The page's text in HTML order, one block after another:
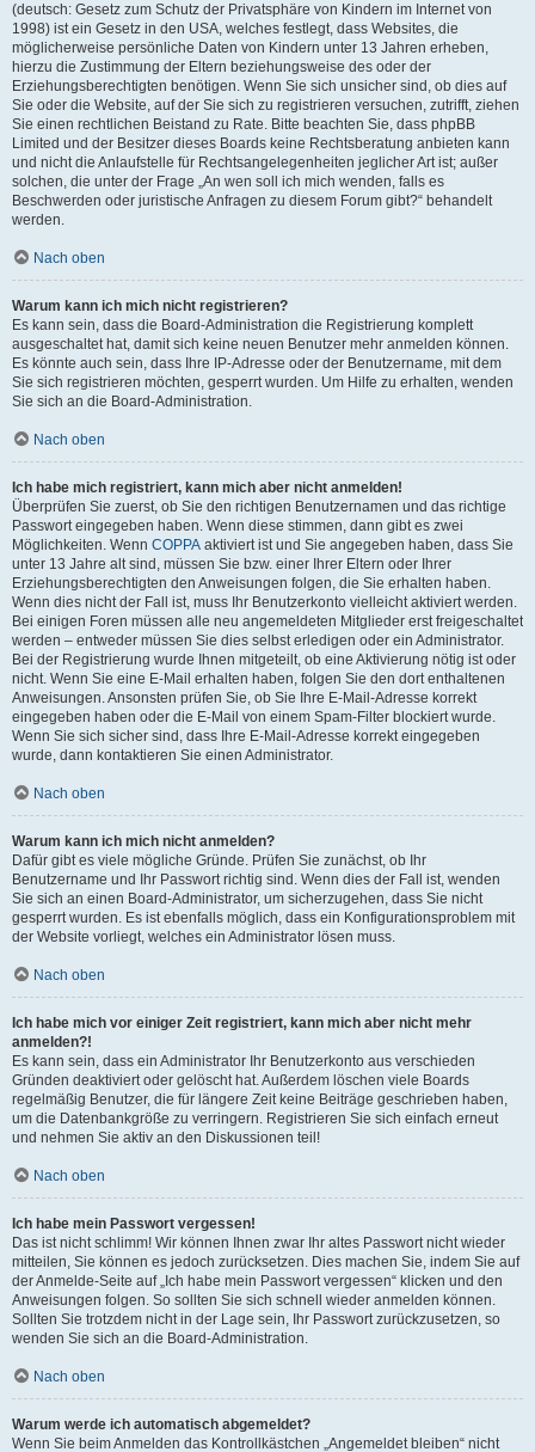
(deutsch: Gesetz zum Schutz der Privatsphäre von Kindern im Internet von
1998) ist ein Gesetz in den USA, welches festlegt, dass Websites, die
möglicherweise persönliche Daten von Kindern unter 13 Jahren erheben,
hierzu die Zustimmung der Eltern beziehungsweise des oder der
Erziehungsberechtigten benötigen. Wenn Sie sich unsicher sind, ob dies auf
Sie oder die Website, auf der Sie sich zu registrieren versuchen, zutrifft, ziehen
Sie einen rechtlichen Beistand zu Rate. Bitte beachten Sie, dass phpBB
Limited und der Besitzer dieses Boards keine Rechtsberatung anbieten kann
und nicht die Anlaufstelle für Rechtsangelegenheiten jeglicher Art ist; außer
solchen, die unter der Frage „An wen soll ich mich wenden, falls es
Beschwerden oder juristische Anfragen zu diesem Forum gibt?“ behandelt
werden.
Nach oben
Warum kann ich mich nicht registrieren?
Es kann sein, dass die Board-Administration die Registrierung komplett
ausgeschaltet hat, damit sich keine neuen Benutzer mehr anmelden können.
Es könnte auch sein, dass Ihre IP-Adresse oder der Benutzername, mit dem
Sie sich registrieren möchten, gesperrt wurden. Um Hilfe zu erhalten, wenden
Sie sich an die Board-Administration.
Nach oben
Ich habe mich registriert, kann mich aber nicht anmelden!
Überprüfen Sie zuerst, ob Sie den richtigen Benutzernamen und das richtige
Passwort eingegeben haben. Wenn diese stimmen, dann gibt es zwei
Möglichkeiten. Wenn COPPA aktiviert ist und Sie angegeben haben, dass Sie
unter 13 Jahre alt sind, müssen Sie bzw. einer Ihrer Eltern oder Ihrer
Erziehungsberechtigten den Anweisungen folgen, die Sie erhalten haben.
Wenn dies nicht der Fall ist, muss Ihr Benutzerkonto vielleicht aktiviert werden.
Bei einigen Foren müssen alle neu angemeldeten Mitglieder erst freigeschaltet
werden – entweder müssen Sie dies selbst erledigen oder ein Administrator.
Bei der Registrierung wurde Ihnen mitgeteilt, ob eine Aktivierung nötig ist oder
nicht. Wenn Sie eine E-Mail erhalten haben, folgen Sie den dort enthaltenen
Anweisungen. Ansonsten prüfen Sie, ob Sie Ihre E-Mail-Adresse korrekt
eingegeben haben oder die E-Mail von einem Spam-Filter blockiert wurde.
Wenn Sie sich sicher sind, dass Ihre E-Mail-Adresse korrekt eingegeben
wurde, dann kontaktieren Sie einen Administrator.
Nach oben
Warum kann ich mich nicht anmelden?
Dafür gibt es viele mögliche Gründe. Prüfen Sie zunächst, ob Ihr
Benutzername und Ihr Passwort richtig sind. Wenn dies der Fall ist, wenden
Sie sich an einen Board-Administrator, um sicherzugehen, dass Sie nicht
gesperrt wurden. Es ist ebenfalls möglich, dass ein Konfigurationsproblem mit
der Website vorliegt, welches ein Administrator lösen muss.
Nach oben
Ich habe mich vor einiger Zeit registriert, kann mich aber nicht mehr
anmelden?!
Es kann sein, dass ein Administrator Ihr Benutzerkonto aus verschieden
Gründen deaktiviert oder gelöscht hat. Außerdem löschen viele Boards
regelmäßig Benutzer, die für längere Zeit keine Beiträge geschrieben haben,
um die Datenbankgröße zu verringern. Registrieren Sie sich einfach erneut
und nehmen Sie aktiv an den Diskussionen teil!
Nach oben
Ich habe mein Passwort vergessen!
Das ist nicht schlimm! Wir können Ihnen zwar Ihr altes Passwort nicht wieder
mitteilen, Sie können es jedoch zurücksetzen. Dies machen Sie, indem Sie auf
der Anmelde-Seite auf „Ich habe mein Passwort vergessen“ klicken und den
Anweisungen folgen. So sollten Sie sich schnell wieder anmelden können.
Sollten Sie trotzdem nicht in der Lage sein, Ihr Passwort zurückzusetzen, so
wenden Sie sich an die Board-Administration.
Nach oben
Warum werde ich automatisch abgemeldet?
Wenn Sie beim Anmelden das Kontrollkästchen „Angemeldet bleiben“ nicht